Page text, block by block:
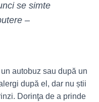
se simte
–
autobuz sau după un
după el, dar nu știi
Dorinţa de a prinde